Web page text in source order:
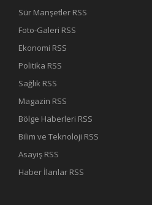
Sür Manşetler RSS
Foto-Galeri RSS
Ekonomi RSS
Politika RSS
Sağlık RSS
Magazin RSS
Bölge Haberleri RSS
Bilim ve Teknoloji RSS
Asayiş RSS
Haber İlanlar RSS